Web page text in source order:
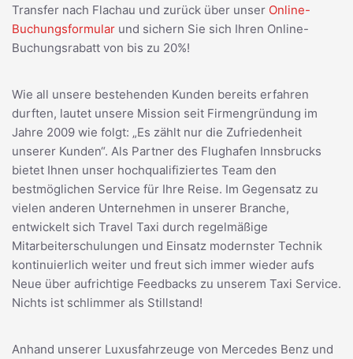
Transfer nach Flachau und zurück über unser Online-
Buchungsformular und sichern Sie sich Ihren Online-
Buchungsrabatt von bis zu 20%!
Wie all unsere bestehenden Kunden bereits erfahren
durften, lautet unsere Mission seit Firmengründung im
Jahre 2009 wie folgt: „Es zählt nur die Zufriedenheit
unserer Kunden“. Als Partner des Flughafen Innsbrucks
bietet Ihnen unser hochqualifiziertes Team den
bestmöglichen Service für Ihre Reise. Im Gegensatz zu
vielen anderen Unternehmen in unserer Branche,
entwickelt sich Travel Taxi durch regelmäßige
Mitarbeiterschulungen und Einsatz modernster Technik
kontinuierlich weiter und freut sich immer wieder aufs
Neue über aufrichtige Feedbacks zu unserem Taxi Service.
Nichts ist schlimmer als Stillstand!
Anhand unserer Luxusfahrzeuge von Mercedes Benz und